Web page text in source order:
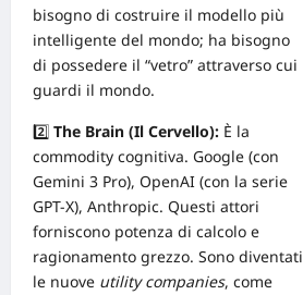
bisogno di costruire il modello più
intelligente del mondo; ha bisogno
di possedere il “vetro” attraverso cui
guardi il mondo.
2️⃣ The Brain (Il Cervello): È la
commodity cognitiva. Google (con
Gemini 3 Pro), OpenAI (con la serie
GPT-X), Anthropic. Questi attori
forniscono potenza di calcolo e
ragionamento grezzo. Sono diventati
le nuove utility companies, come